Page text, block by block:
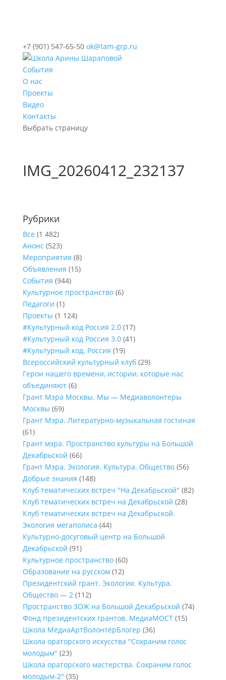
+7 (901) 547-65-50 ok@tam-grp.ru
События
О нас
Проекты
Видео
Контакты
Выбрать страницу
IMG_20260412_232137
Рубрики
Все (1 482)
Анонс (523)
Мероприятия (8)
Объявления (15)
События (944)
Культурное пространство(6)
Педагоги (1)
Проекты (1 124)
#Культурный код Россия 2.0(17)
#Культурный код Россия 3.0(41)
#Культурный код. Россия (19)
Всероссийский культурный клуб(29)
Герои нашего времени, истории, которые нас
объединяют(6)
Грант Мэра Москвы. Мы — Медиаволонтеры
Москвы (69)
Грант Мэра. Литературно-музыкальная гостиная
(61)
Грант мэра. Пространство культуры на Большой
Декабрьской (66)
Грант Мэра. Экология. Культура. Общество(56)
Добрые знания (148)
Клуб тематических встреч "На Декабрьской" (82)
Клуб тематических встреч на Декабрьской (28)
Клуб тематических встреч на Декабрьской.
Экология мегаполиса (44)
Культурно-досуговый центр на Большой
Декабрьской (91)
Культурное пространство(60)
Образование на русском (12)
Президентский грант. Экология. Культура.
Общество — 2(112)
Пространство ЗОЖ на Большой Декабрьской (74)
Фонд президентских грантов. МедиаМОСТ(15)
Школа МедиаАртВолонтёрБлогер (36)
Школа ораторского искусства "Сохраним голос
молодым" (23)
Школа ораторского мастерства. Сохраним голос
молодым-2" (35)